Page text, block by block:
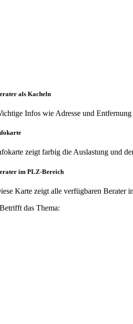
als Kacheln
Infos wie Adresse und
zeigt farbig die Auslastung und
im PLZ-Bereich
Karte zeigt alle verfügbaren Berater
Betrifft das Thema: